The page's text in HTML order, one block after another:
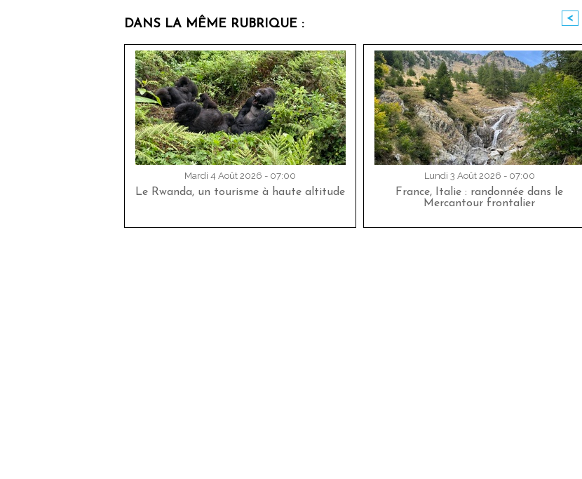
DANS LA MÊME RUBRIQUE : <
Mardi 4 Août 2026 - 07:00
Le Rwanda, un tourisme à haute altitude
Lundi 3 Août 2026 - 07:00
France, Italie : randonnée dans le
Mercantour frontalier